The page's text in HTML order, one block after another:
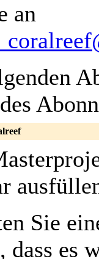
an
Sie
dass es